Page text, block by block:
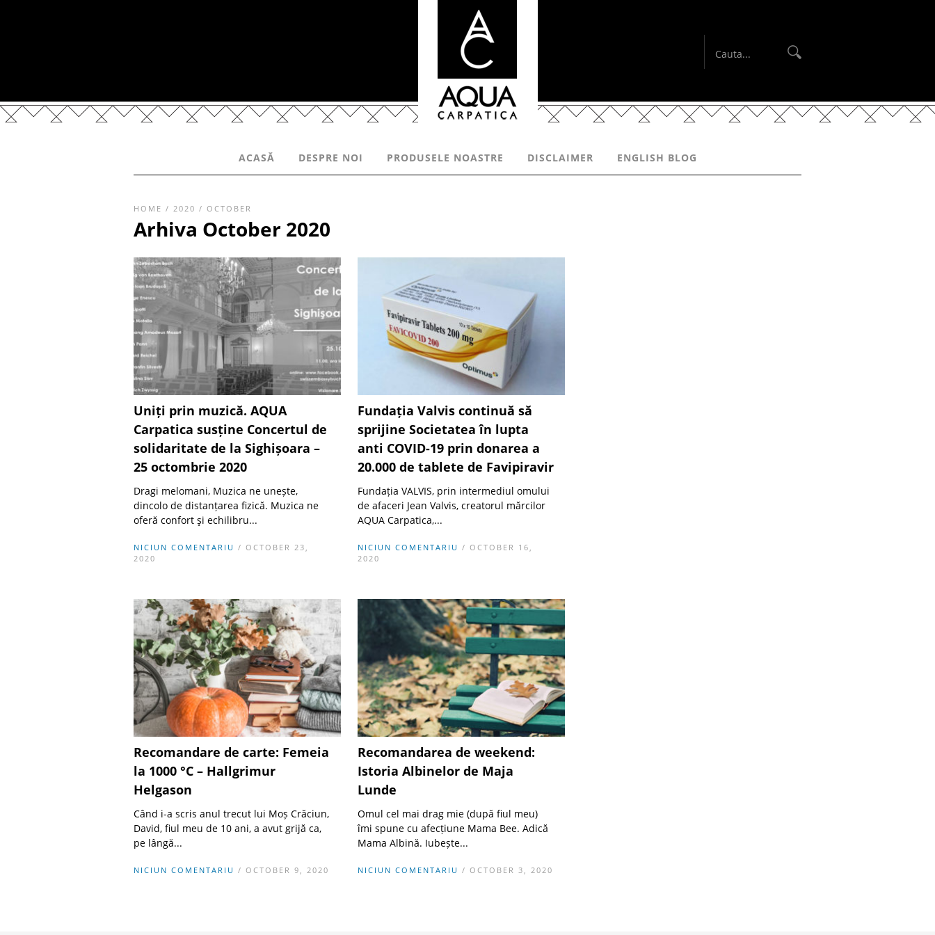
ACASĂ DESPRE NOI PRODUSELE NOASTRE DISCLAIMER ENGLISH BLOG
HOME / 2020 / OCTOBER
Arhiva October 2020
Uniți prin muzică. AQUA
Carpatica susține Concertul de
solidaritate de la Sighișoara –
25 octombrie 2020
Dragi melomani, Muzica ne unește,
dincolo de distanțarea fizică. Muzica ne
oferă confort şi echilibru...
NICIUN COMENTARIU / OCTOBER 23,
2020
Fundația Valvis continuă să
sprijine Societatea în lupta
anti COVID-19 prin donarea a
20.000 de tablete de Favipiravir
Fundația VALVIS, prin intermediul omului
de afaceri Jean Valvis, creatorul mărcilor
AQUA Carpatica,...
NICIUN COMENTARIU / OCTOBER 16,
2020
Recomandare de carte: Femeia
la 1000 °C – Hallgrimur
Helgason
Când i-a scris anul trecut lui Moș Crăciun,
David, fiul meu de 10 ani, a avut grijă ca,
pe lângă...
NICIUN COMENTARIU / OCTOBER 9, 2020
Recomandarea de weekend:
Istoria Albinelor de Maja
Lunde
Omul cel mai drag mie (după fiul meu)
îmi spune cu afecțiune Mama Bee. Adică
Mama Albină. Iubește...
NICIUN COMENTARIU / OCTOBER 3, 2020